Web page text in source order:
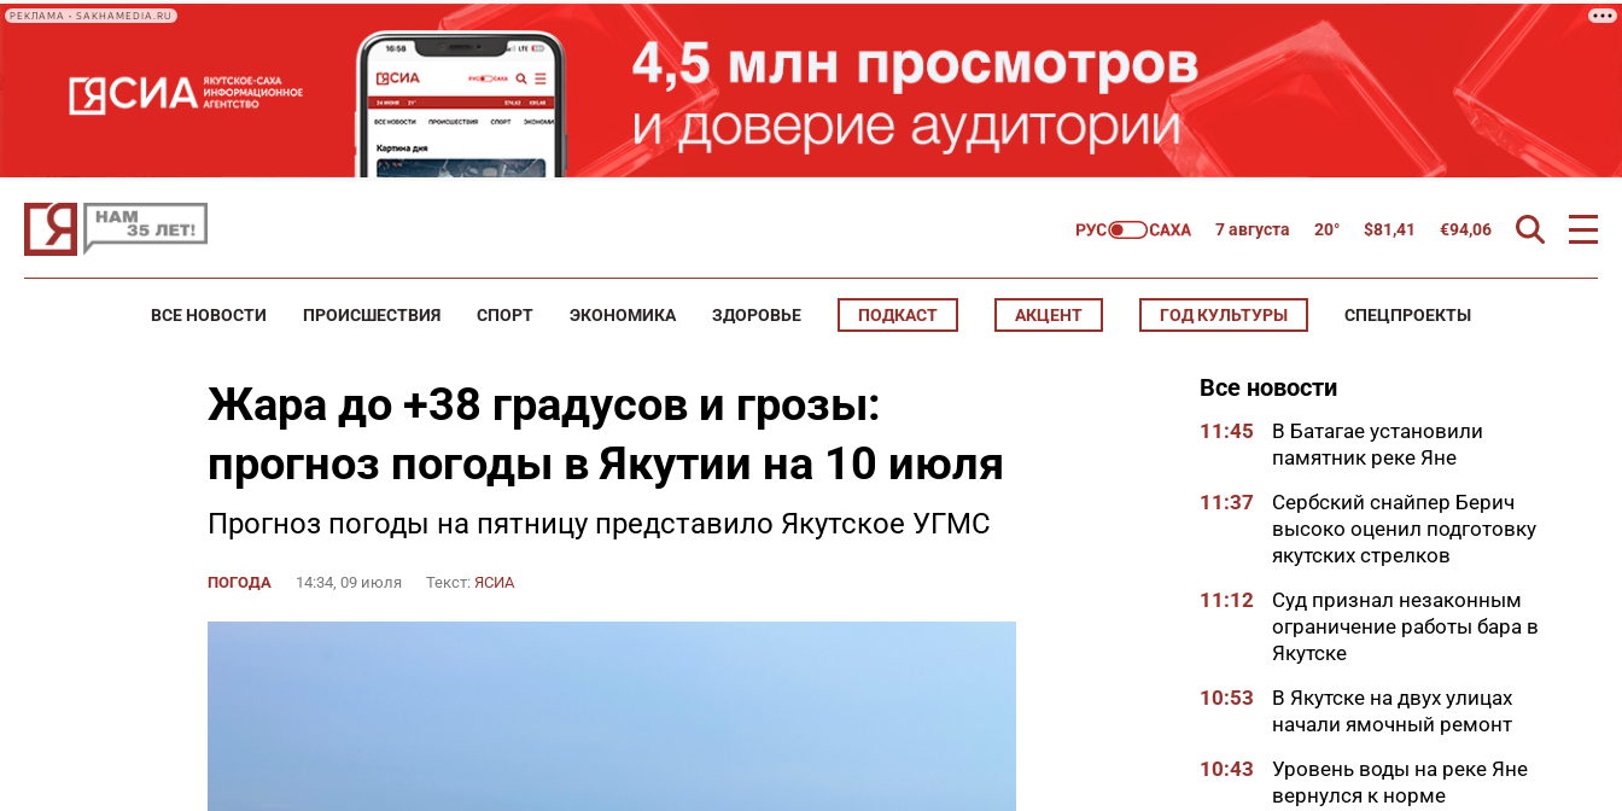
РЕКЛАМА • SAKHAMEDIA.RU
7 августа 20° $81,41 €94,06
ВСЕ НОВОСТИ ПРОИСШЕСТВИЯ СПОРТ ЭКОНОМИКА ЗДОРОВЬЕ ПОДКАСТ АКЦЕНТ ГОД КУЛЬТУРЫ СПЕЦПРОЕКТЫ
Жара до +38 градусов и грозы:
прогноз погоды в Якутии на 10 июля
Прогноз погоды на пятницу представило Якутское УГМС
ПОГОДА 14:34, 09 июля Текст: ЯСИА
Все новости
11:45
В Батагае установили
памятник реке Яне
11:37
Сербский снайпер Берич
высоко оценил подготовку
якутских стрелков
11:12
Суд признал незаконным
ограничение работы бара в
Якутске
10:53
В Якутске на двух улицах
начали ямочный ремонт
10:43
Уровень воды на реке Яне
вернулся к норме